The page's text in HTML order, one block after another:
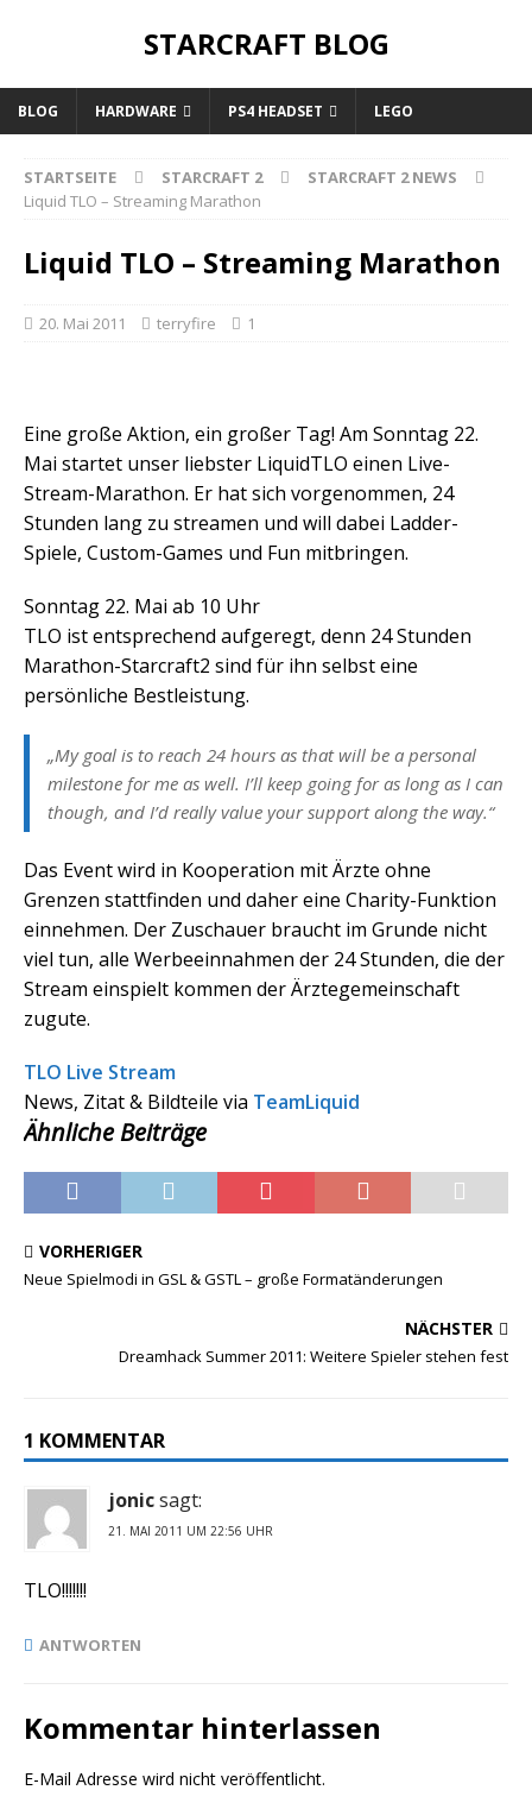
STARCRAFT BLOG
BLOG HARDWARE PS4 HEADSET LEGO
STARTSEITE STARCRAFT 2
STARCRAFT 2 NEWS
Liquid TLO – Streaming Marathon
Liquid TLO – Streaming Marathon
20. Mai 2011 terryfire 1
Eine große Aktion, ein großer Tag! Am Sonntag 22.
Mai startet unser liebster LiquidTLO einen Live-
Stream-Marathon. Er hat sich vorgenommen, 24
Stunden lang zu streamen und will dabei Ladder-
Spiele, Custom-Games und Fun mitbringen.
Sonntag 22. Mai ab 10 Uhr
TLO ist entsprechend aufgeregt, denn 24 Stunden
Marathon-Starcraft2 sind für ihn selbst eine
persönliche Bestleistung.
„My goal is to reach 24 hours as that will be a personal
milestone for me as well. I’ll keep going for as long as I can
though, and I’d really value your support along the way.“
Das Event wird in Kooperation mit Ärzte ohne
Grenzen stattfinden und daher eine Charity-Funktion
einnehmen. Der Zuschauer braucht im Grunde nicht
viel tun, alle Werbeeinnahmen der 24 Stunden, die der
Stream einspielt kommen der Ärztegemeinschaft
zugute.
TLO Live Stream
News, Zitat & Bildteile via TeamLiquid
Ähnliche Beiträge
VORHERIGER
Neue Spielmodi in GSL & GSTL – große Formatänderungen
NÄCHSTER
Dreamhack Summer 2011: Weitere Spieler stehen fest
1 KOMMENTAR
jonicsagt:
21. MAI 2011 UM 22:56 UHR
TLO!!!!!!!
ANTWORTEN
Kommentar hinterlassen
E-Mail Adresse wird nicht veröffentlicht.